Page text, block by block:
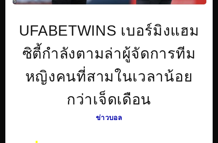
UFABETWINS เบอร์มิงแฮม
ซิตี้กำลังตามล่าผู้จัดการทีม
หญิงคนที่สามในเวลาน้อย
กว่าเจ็ดเดือน
ข่าวบอล